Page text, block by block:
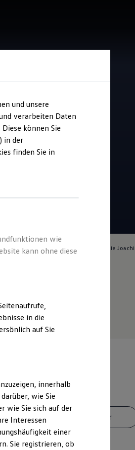
Joachim
für die Inhalte auf dieser Seite ist die
Ansprechpartner
und unsere
verarbeiten Daten
können Sie
in der
finden Sie in
wie
kann ohne diese
in die
auf Sie
innerhalb
wie Sie
wie Sie sich auf der
Interessen
einer
Sie registrieren, ob